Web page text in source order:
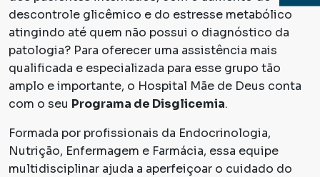
descontrole glicêmico e do estresse metabólico
atingindo até quem não possui o diagnóstico da
patologia? Para oferecer uma assistência mais
qualificada e especializada para esse grupo tão
amplo e importante, o Hospital Mãe de Deus conta
com o seu Programa de Disglicemia.
Formada por profissionais da Endocrinologia,
Nutrição, Enfermagem e Farmácia, essa equipe
multidisciplinar ajuda a aperfeiçoar o cuidado do